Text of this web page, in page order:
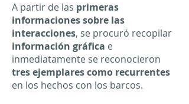
A partir de las primeras
informaciones sobre las
interacciones, se procuró recopilar
información gráfica e
inmediatamente se reconocieron
tres ejemplares como recurrentes
en los hechos con los barcos.